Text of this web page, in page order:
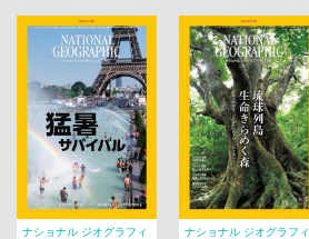
ナショナル ジオグラフィ
ナショナル ジオグラフィ